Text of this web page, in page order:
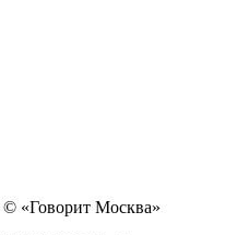
«Говорит Москва»